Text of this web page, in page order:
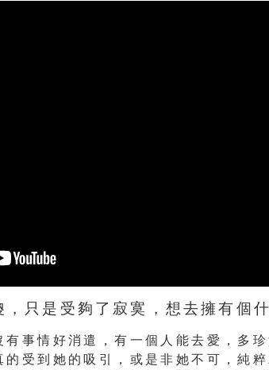
只是受夠了寂寞，想去擁有個什
有事情好消遣，有一個人能去愛，多
受到她的吸引，或是非她不可，純